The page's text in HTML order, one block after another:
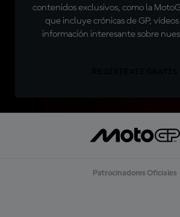
contenidos exclusivos, como la
que incluye crónicas de GP,
información interesante sobre
Patrocinadores Oficiales